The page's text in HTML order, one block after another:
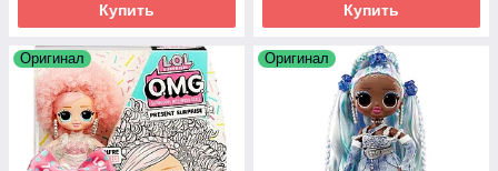
Купить Купить
Оригинал Оригинал